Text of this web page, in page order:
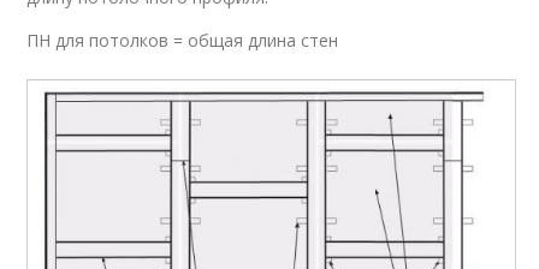
ПН для потолков = общая длина стен